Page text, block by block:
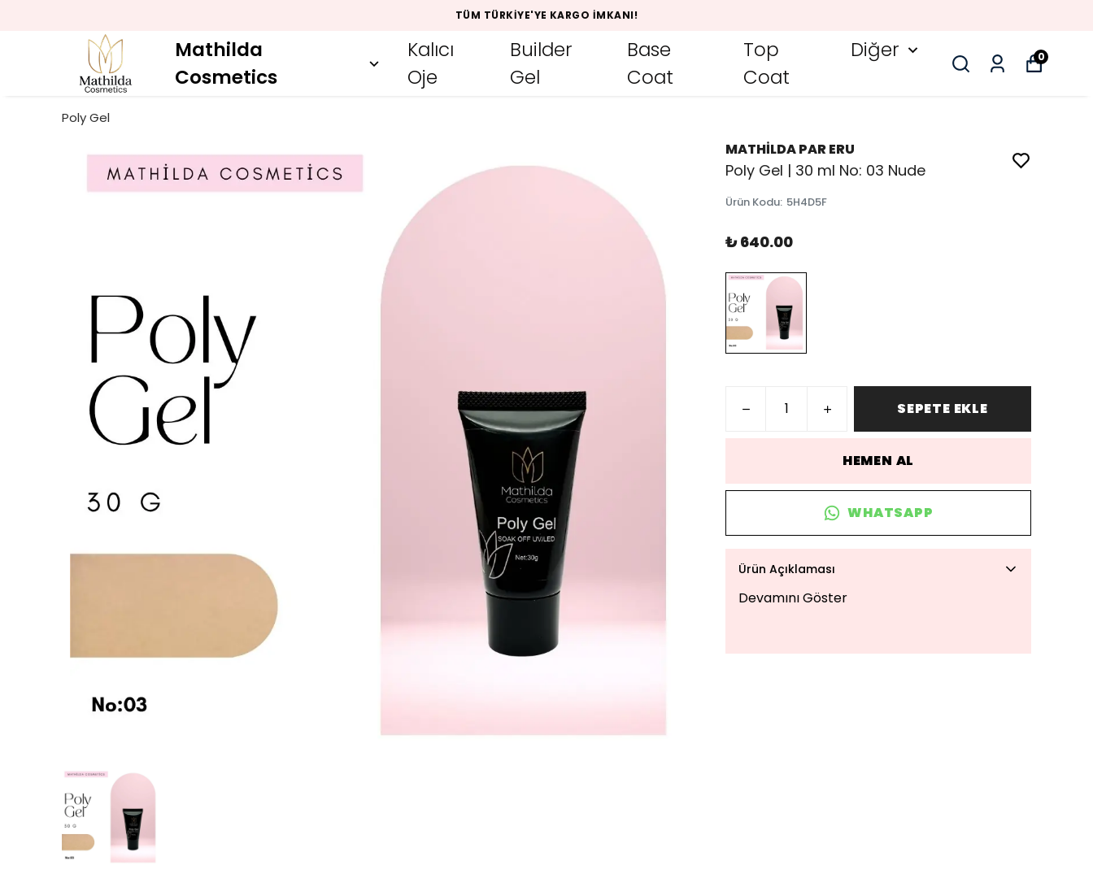
TÜM TÜRKIYE'YE KARGO İMKANI!
Mathilda
Cosmetics
Kalıcı
Oje
Builder
Gel
Base
Coat
Top
Coat
Diğer 0
Poly Gel
MATHİLDA PAR ERU
Poly Gel | 30 ml No: 03 Nude
Ürün Kodu: 5H4D5F
₺ 640.00
SEPETE EKLE
HEMEN AL
WHATSAPP
Ürün Açıklaması
Devamını Göster